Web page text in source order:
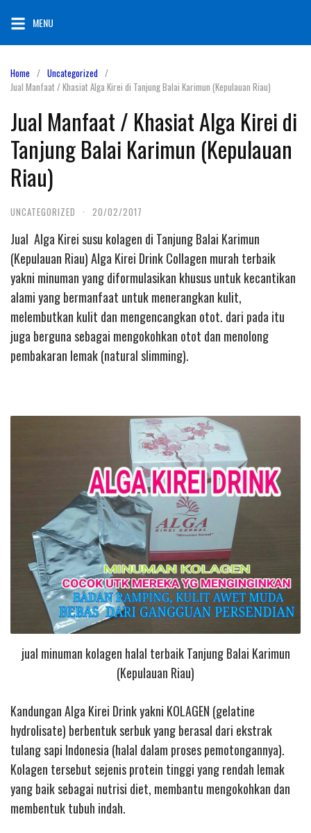
content
MENU
Home
Uncategorized
Jual Manfaat / Khasiat Alga Kirei di Tanjung Balai Karimun (Kepulauan Riau)
Jual Manfaat / Khasiat Alga Kirei di
Tanjung Balai Karimun (Kepulauan
Riau)
UNCATEGORIZED · 20/02/2017
Jual Alga Kirei susu kolagen di Tanjung Balai Karimun
(Kepulauan Riau) Alga Kirei Drink Collagen murah terbaik
yakni minuman yang diformulasikan khusus untuk kecantikan
alami yang bermanfaat untuk menerangkan kulit,
melembutkan kulit dan mengencangkan otot. dari pada itu
juga berguna sebagai mengokohkan otot dan menolong
pembakaran lemak (natural slimming).
jual minuman kolagen halal terbaik Tanjung Balai Karimun
(Kepulauan Riau)
Kandungan Alga Kirei Drink yakni KOLAGEN (gelatine
hydrolisate) berbentuk serbuk yang berasal dari ekstrak
tulang sapi Indonesia (halal dalam proses pemotongannya).
Kolagen tersebut sejenis protein tinggi yang rendah lemak
yang baik sebagai nutrisi diet, membantu mengokohkan dan
membentuk tubuh indah.